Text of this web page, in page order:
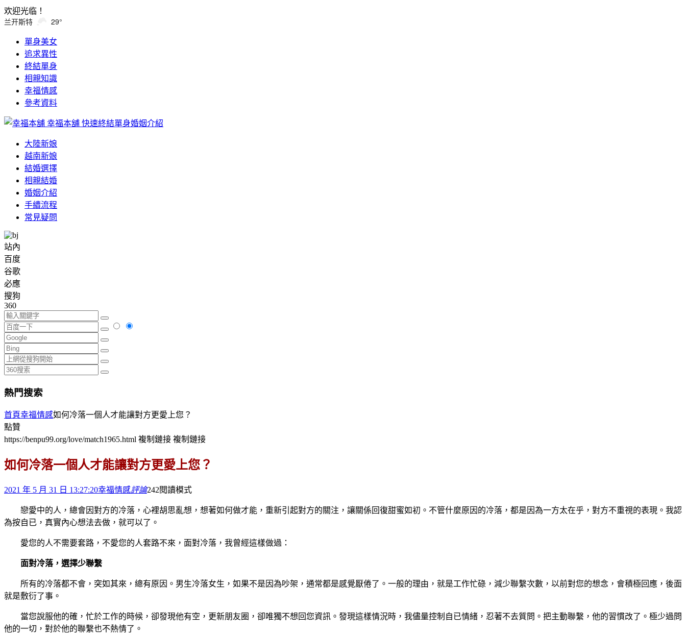
欢迎光临！
兰开斯特 29°
單身美女
追求異性
終結單身
相親知識
幸福情感
參考資料
幸福本舖 快速終結單身婚姻介紹
大陸新娘
越南新娘
結婚選擇
相親結婚
婚姻介紹
手續流程
常見疑問
站內
百度
谷歌
必應
搜狗
360
熱門搜索
首頁幸福情感如何冷落一個人才能讓對方更愛上您？
點贊
https://benpu99.org/love/match1965.html 複制鏈接 複制鏈接
如何冷落一個人才能讓對方更愛上您？
2021 年 5 月 31 日 13:27:20幸福情感評論242閱讀模式
戀愛中的人，總會因對方的冷落，心裡胡思亂想，想著如何做才能，重新引起對方的關注，讓關係回復甜蜜如初。不管什麼原因的冷落，都是因為一方太在乎，對方不重視的表現。我認
為按自已，真實內心想法去做，就可以了。
愛您的人不需要套路，不愛您的人套路不來，面對冷落，我曾經這樣做過：
面對冷落，選擇少聯繫
所有的冷落都不會，突如其來，總有原因。男生冷落女生，如果不是因為吵架，通常都是感覺厭倦了。一般的理由，就是工作忙碌，減少聯繫次數，以前對您的想念，會積極回應，後面
就是敷衍了事。
當您說服他的確，忙於工作的時候，卻發現他有空，更新朋友圈，卻唯獨不想回您資訊。發現這樣情況時，我儘量控制自已情緒，忍著不去質問。把主動聯繫，他的習慣改了。極少過問
他的一切，對於他的聯繫也不熱情了。